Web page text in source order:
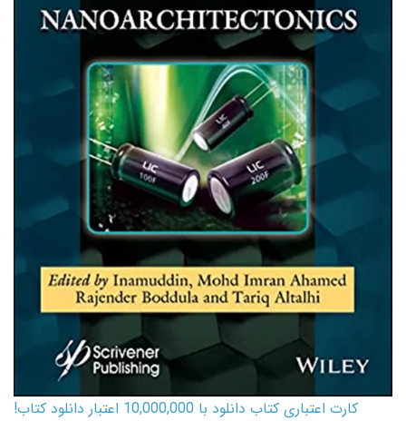
کارت اعتباری کتاب دانلود با 10,000,000 اعتبار دانلود کتاب!